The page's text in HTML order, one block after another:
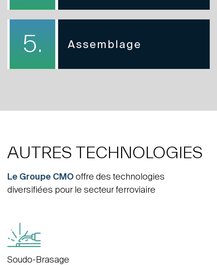
5. Assemblage
AUTRES TECHNOLOGIES
Le Groupe CMOoffre des technologies
diversifiées pour le secteur ferroviaire
Soudo-Brasage